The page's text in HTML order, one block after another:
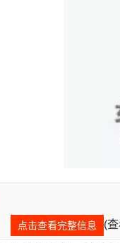
点击查看完整信息 (